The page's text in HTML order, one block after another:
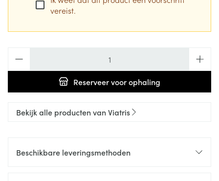
vereist.
Reserveervoor ophaling
Bekijk alle producten van Viatris
Beschikbare leveringsmethoden